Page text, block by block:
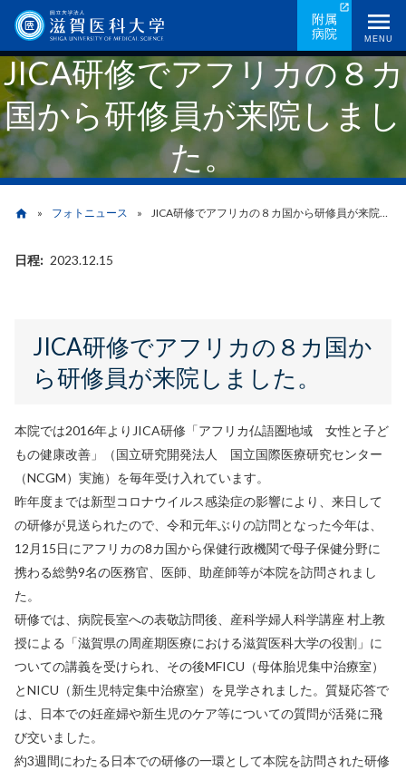
ン
コ
ン
テ
ン
ツ
附属
病院
MENU
JICA研修でアフリカの８カ
国から研修員が来院しまし
た。
く
ず
home フォトニュース JICA研修でアフリカの８カ国から研修員が来院しました。
日程 2023.12.15
JICA研修でアフリカの８カ国か
ら研修員が来院しました。
本院では2016年よりJICA研修「アフリカ仏語圏地域 女性と子ど
もの健康改善」（国立研究開発法人 国立国際医療研究センター
（NCGM）実施）を毎年受け入れています。
昨年度までは新型コロナウイルス感染症の影響により、来日して
の研修が見送られたので、令和元年ぶりの訪問となった今年は、
12月15日にアフリカの8カ国から保健行政機関で母子保健分野に
携わる総勢9名の医務官、医師、助産師等が本院を訪問されまし
た。
研修では、病院長室への表敬訪問後、産科学婦人科学講座 村上教
授による「滋賀県の周産期医療における滋賀医科大学の役割」に
ついての講義を受けられ、その後MFICU（母体胎児集中治療室）
とNICU（新生児特定集中治療室）を見学されました。質疑応答で
は、日本での妊産婦や新生児のケア等についての質問が活発に飛
び交いました。
約3週間にわたる日本での研修の一環として本院を訪問された研修